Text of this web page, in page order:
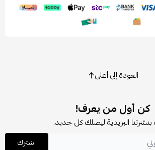
العودة إلى أعلى
كن أول من يعرف!
البريدية ليصلك كل جديد.
اشترك